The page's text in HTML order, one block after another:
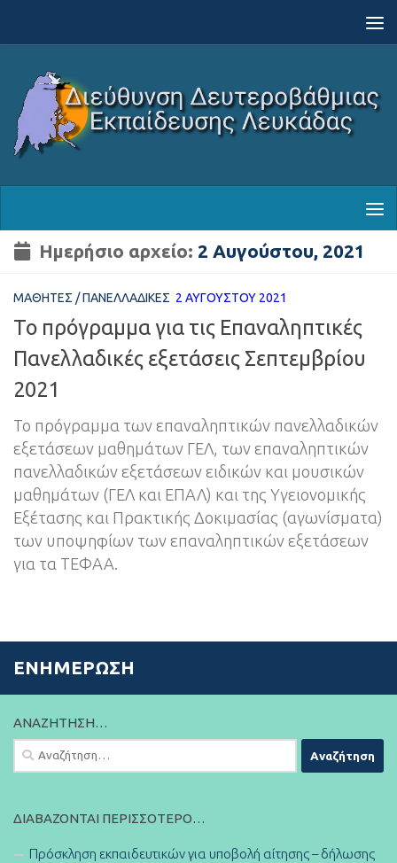
Ημερήσιο αρχείο: 2 Αυγούστου, 2021
ΜΑΘΗΤΈΣ /ΠΑΝΕΛΛΑΔΙΚΈΣ 2 ΑΥΓΟΎΣΤΟΥ 2021
Το πρόγραμμα για τις Επαναληπτικές
Πανελλαδικές εξετάσεις Σεπτεμβρίου
2021
Το πρόγραμμα των επαναληπτικών πανελλαδικών
εξετάσεων μαθημάτων ΓΕΛ, των επαναληπτικών
πανελλαδικών εξετάσεων ειδικών και μουσικών
μαθημάτων (ΓΕΛ και ΕΠΑΛ) και της Υγειονομικής
Εξέτασης και Πρακτικής Δοκιμασίας (αγωνίσματα)
των υποψηφίων των επαναληπτικών εξετάσεων
για τα ΤΕΦΑΑ.
ΕΝΗΜΈΡΩΣΗ
ΑΝΑΖΉΤΗΣΗ…
Αναζήτηση
για:
ΔΙΑΒΆΖΟΝΤΑΙ ΠΕΡΙΣΣΌΤΕΡΟ…
Πρόσκληση εκπαιδευτικών για υποβολή αίτησης – δήλωσης